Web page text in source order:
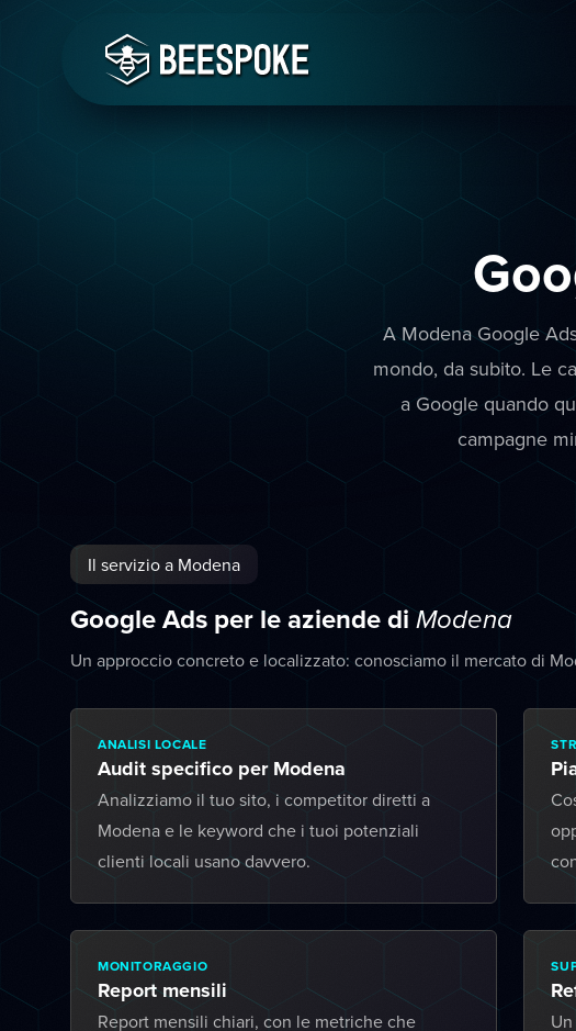
A Modena Google
mondo, da subito. Le
a Google quando
campagne
Il servizio a Modena
Google Ads per le aziende diModena
Un approccio concreto e localizzato: conosciamo il mercato di
ANALISI LOCALE
Audit specifico per Modena
Analizziamo il tuo sito, i competitor diretti a
Modena e le keyword che i tuoi potenziali
clienti locali usano davvero.
MONITORAGGIO
Report mensili
Report mensili chiari, con le metriche che